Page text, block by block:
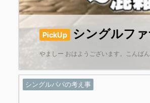
PickUp シングルフ
やましー おはようございます。こんば
シングルパパの考え事